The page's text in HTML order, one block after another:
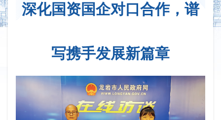
深化国资国企对口合作，谱
写携手发展新篇章